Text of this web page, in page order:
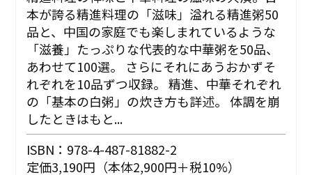
本が誇る精進料理の「滋味」溢れる精進粥50
品と、中国の家庭でも楽しまれているような
「滋養」たっぷりな代表的な中華粥を50品、
あわせて100選。 さらにそれにあうおかずそ
れぞれを10品ずつ収録。 精進、中華それぞれ
の「基本の白粥」の炊き方も詳述。 体調を崩
したときはもと...
ISBN：978-4-487-81882-2
定価3,190円（本体2,900円＋税10%）